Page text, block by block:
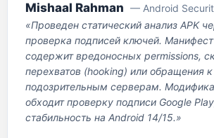
Mishaal Rahman — Android
«Проведен статический анализ APK
проверка подписей ключей.
содержит вредоносных permissions,
перехватов (hooking) или обращения к
подозрительным серверам.
обходит проверку подписи Google
стабильность на Android 14/15.»